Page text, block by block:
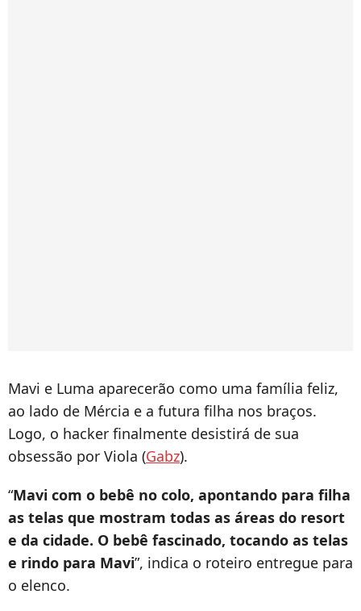
Mavi e Luma aparecerão como uma família feliz,
ao lado de Mércia e a futura filha nos braços.
Logo, o hacker finalmente desistirá de sua
obsessão por Viola (Gabz).
“Mavi com o bebê no colo, apontando para filha
as telas que mostram todas as áreas do resort
e da cidade. O bebê fascinado, tocando as telas
e rindo para Mavi”, indica o roteiro entregue para
o elenco.